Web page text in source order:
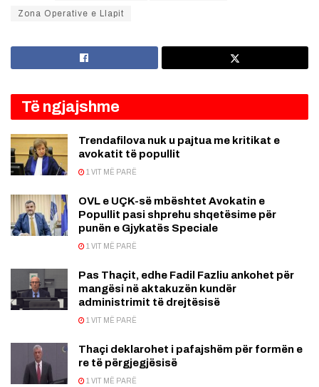
Zona Operative e Llapit
Të ngjajshme
Trendafilova nuk u pajtua me kritikat e
avokatit të popullit
1 VIT MË PARË
OVL e UÇK-së mbështet Avokatin e
Popullit pasi shprehu shqetësime për
punën e Gjykatës Speciale
1 VIT MË PARË
Pas Thaçit, edhe Fadil Fazliu ankohet për
mangësi në aktakuzën kundër
administrimit të drejtësisë
1 VIT MË PARË
Thaçi deklarohet i pafajshëm për formën e
re të përgjegjësisë
1 VIT MË PARË